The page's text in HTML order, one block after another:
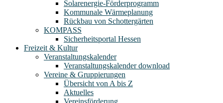
Solarenergie-Förderprogramm
Kommunale Wärmeplanung
Rückbau von Schottergärten
KOMPASS
Sicherheitsportal Hessen
Freizeit & Kultur
Veranstaltungskalender
Veranstaltungskalender download
Vereine & Gruppierungen
Übersicht von A bis Z
Aktuelles
Vereinsförderung